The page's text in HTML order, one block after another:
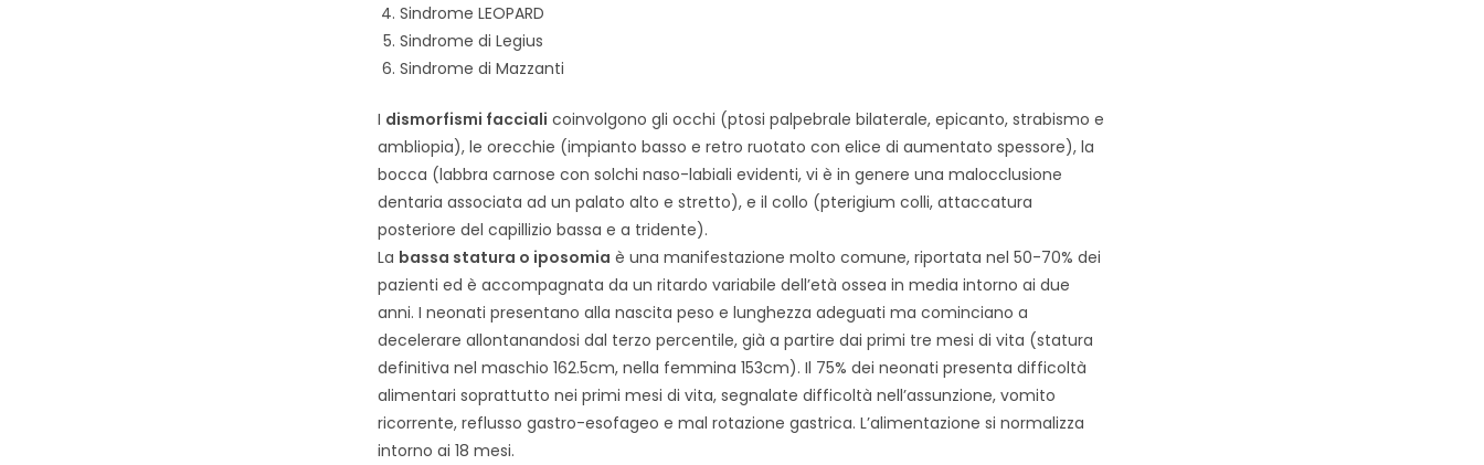
Sindrome LEOPARD
Sindrome di Legius
Sindrome di Mazzanti
I dismorfismi facciali coinvolgono gli occhi (ptosi palpebrale bilaterale, epicanto, strabismo e
ambliopia), le orecchie (impianto basso e retro ruotato con elice di aumentato spessore), la
bocca (labbra carnose con solchi naso-labiali evidenti, vi è in genere una malocclusione
dentaria associata ad un palato alto e stretto), e il collo (pterigium colli, attaccatura
posteriore del capillizio bassa e a tridente).
La bassa statura o iposomia è una manifestazione molto comune, riportata nel 50-70% dei
pazienti ed è accompagnata da un ritardo variabile dell’età ossea in media intorno ai due
anni. I neonati presentano alla nascita peso e lunghezza adeguati ma cominciano a
decelerare allontanandosi dal terzo percentile, già a partire dai primi tre mesi di vita (statura
definitiva nel maschio 162.5cm, nella femmina 153cm). Il 75% dei neonati presenta difficoltà
alimentari soprattutto nei primi mesi di vita, segnalate difficoltà nell’assunzione, vomito
ricorrente, reflusso gastro-esofageo e mal rotazione gastrica. L’alimentazione si normalizza
intorno ai 18 mesi.